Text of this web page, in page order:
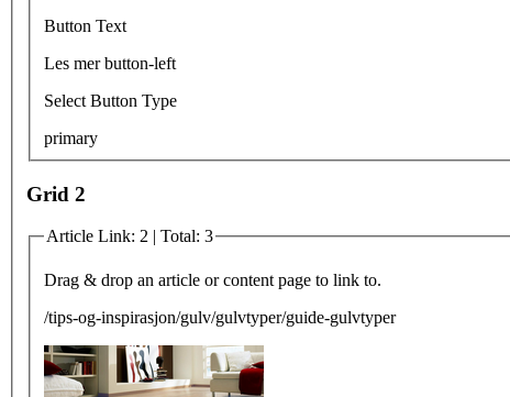
Button Text
Les mer button-left
Select Button Type
primary
Grid 2
Article Link: 2 | Total: 3
Drag & drop an article or content page to link to.
/tips-og-inspirasjon/gulv/gulvtyper/guide-gulvtyper